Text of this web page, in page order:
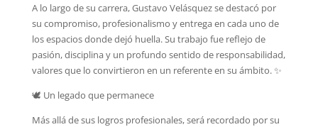
A lo largo de su carrera, Gustavo Velásquez se destacó por
su compromiso, profesionalismo y entrega en cada uno de
los espacios donde dejó huella. Su trabajo fue reflejo de
pasión, disciplina y un profundo sentido de responsabilidad,
valores que lo convirtieron en un referente en su ámbito. ✨
🕊️ Un legado que permanece
Más allá de sus logros profesionales, será recordado por su